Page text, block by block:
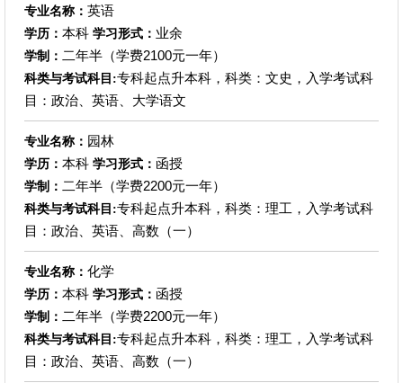
专业名称： 英语
学历： 本科 学习形式： 业余
学制： 二年半（学费2100元一年）
科类与考试科目:专科起点升本科，科类：文史，入学考试科
目：政治、英语、大学语文
专业名称： 园林
学历： 本科 学习形式： 函授
学制： 二年半（学费2200元一年）
科类与考试科目:专科起点升本科，科类：理工，入学考试科
目：政治、英语、高数（一）
专业名称： 化学
学历： 本科 学习形式： 函授
学制： 二年半（学费2200元一年）
科类与考试科目:专科起点升本科，科类：理工，入学考试科
目：政治、英语、高数（一）